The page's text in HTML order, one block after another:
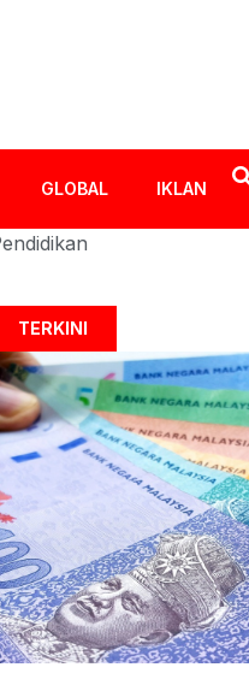
GLOBAL IKLAN
TERKINI